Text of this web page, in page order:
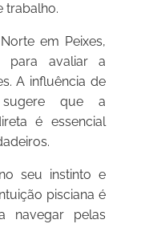
trabalho.
em Peixes,
para avaliar a
A influência de
que a
é essencial
seu instinto e
pisciana é
navegar pelas